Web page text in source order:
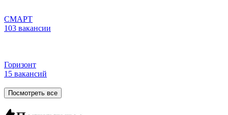
СМАРТ
103 вакансии
Горизонт
15 вакансий
Посмотреть все